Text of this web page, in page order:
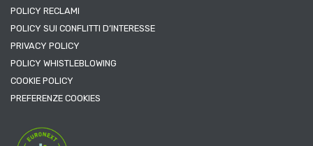
POLICY RECLAMI
POLICY SUI CONFLITTI D’INTERESSE
PRIVACY POLICY
POLICY WHISTLEBLOWING
COOKIE POLICY
PREFERENZE COOKIES